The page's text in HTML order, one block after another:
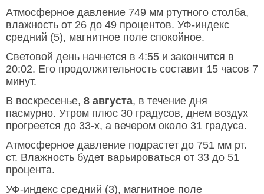
Атмосферное давление 749 мм ртутного столба,
влажность от 26 до 49 процентов. УФ-индекс
средний (5), магнитное поле спокойное.
Световой день начнется в 4:55 и закончится в
20:02. Его продолжительность составит 15 часов 7
минут.
В воскресенье, 8 августа, в течение дня
пасмурно. Утром плюс 30 градусов, днем воздух
прогреется до 33-х, а вечером около 31 градуса.
Атмосферное давление подрастет до 751 мм рт.
ст. Влажность будет варьироваться от 33 до 51
процента.
УФ-индекс средний (3), магнитное поле